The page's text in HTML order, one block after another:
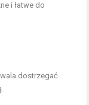
i łatwe do
dostrzegać